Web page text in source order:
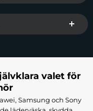
valet för
Samsung och Sony